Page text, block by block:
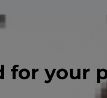
for your